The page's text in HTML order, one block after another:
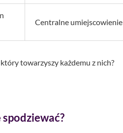
Centralne umiejscowienie
towarzyszy każdemu z nich?
spodziewać?